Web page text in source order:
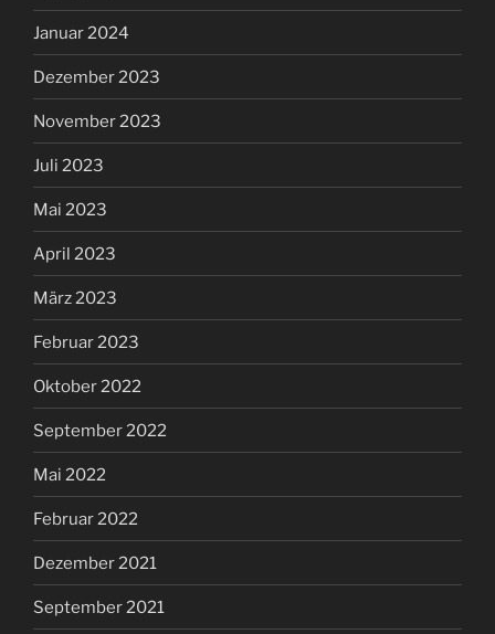
Januar 2024
Dezember 2023
November 2023
Juli 2023
Mai 2023
April 2023
März 2023
Februar 2023
Oktober 2022
September 2022
Mai 2022
Februar 2022
Dezember 2021
September 2021